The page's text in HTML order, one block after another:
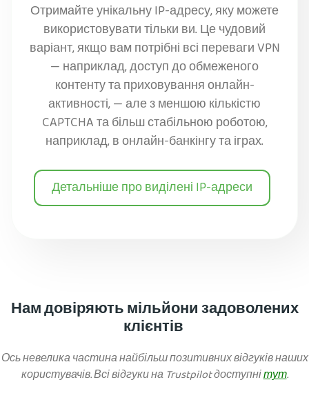
Отримайте унікальну IP-адресу, яку можете
використовувати тільки ви. Це чудовий
варіант, якщо вам потрібні всі переваги VPN
— наприклад, доступ до обмеженого
контенту та приховування онлайн-
активності, — але з меншою кількістю
CAPTCHA та більш стабільною роботою,
наприклад, в онлайн-банкінгу та іграх.
Детальніше про виділені IP-адреси
Нам довіряють мільйони задоволених
клієнтів
Ось невелика частина найбільш позитивних відгуків наших
користувачів. Всі відгуки на Trustpilot доступнітут.